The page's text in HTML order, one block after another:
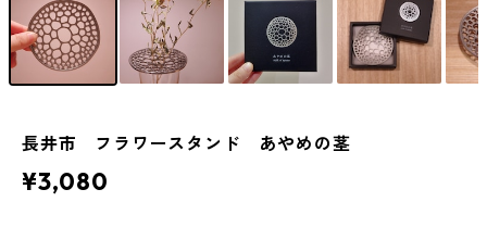
長井市 フラワースタンド あやめの茎
¥3,080